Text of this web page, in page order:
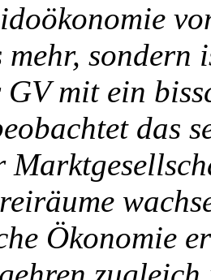
mehr,
mit ein
das
Ökonomie